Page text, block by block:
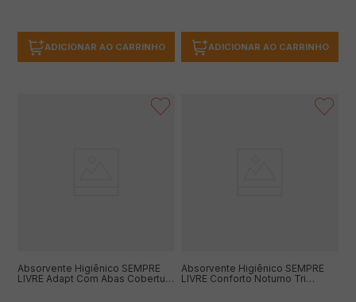
ADICIONAR AO CARRINHO ADICIONAR AO CARRINHO
Absorvente Higiênico SEMPRE
LIVRE Adapt Com Abas Cobertura
Absorvente Higiênico SEMPRE
LIVRE Conforto Noturno Tri